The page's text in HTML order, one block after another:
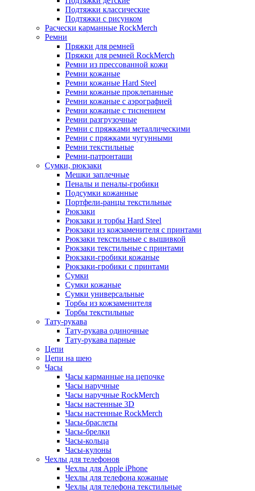
Подтяжки классические
Подтяжки с рисунком
Расчески карманные RockMerch
Ремни
Пряжки для ремней
Пряжки для ремней RockMerch
Ремни из прессованной кожи
Ремни кожаные
Ремни кожаные Hard Steel
Ремни кожаные проклепанные
Ремни кожаные с аэрографией
Ремни кожаные с тиснением
Ремни разгрузочные
Ремни с пряжками металлическими
Ремни с пряжками чугунными
Ремни текстильные
Ремни-патронташи
Сумки, рюкзаки
Мешки заплечные
Пеналы и пеналы-гробики
Подсумки кожанные
Портфели-ранцы текстильные
Рюкзаки
Рюкзаки и торбы Hard Steel
Рюкзаки из кожзаменителя с принтами
Рюкзаки текстильные с вышивкой
Рюкзаки текстильные с принтами
Рюкзаки-гробики кожаные
Рюкзаки-гробики с принтами
Сумки
Сумки кожаные
Сумки универсальные
Торбы из кожзаменителя
Торбы текстильные
Тату-рукава
Тату-рукава одиночные
Тату-рукава парные
Цепи
Цепи на шею
Часы
Часы карманные на цепочке
Часы наручные
Часы наручные RockMerch
Часы настенные 3D
Часы настенные RockMerch
Часы-браслеты
Часы-брелки
Часы-кольца
Часы-кулоны
Чехлы для телефонов
Чехлы для Apple iPhone
Чехлы для телефона кожаные
Чехлы для телефона текстильные